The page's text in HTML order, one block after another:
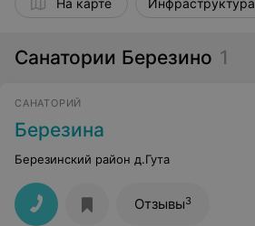
На карте Инфраструктура
Санатории Березино 1
САНАТОРИЙ
Березина
Березинский район д.Гута
Отзывы3